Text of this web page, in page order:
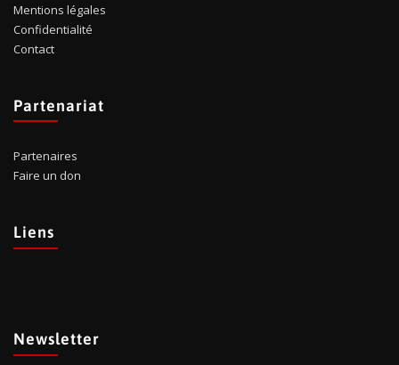
Mentions légales
Confidentialité
Contact
Partenariat
Partenaires
Faire un don
Liens
Newsletter